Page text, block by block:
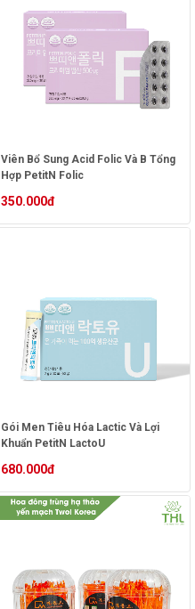
Viên Bổ Sung Acid Folic Và B Tổng
Hợp PetitN Folic
350.000đ
Gói Men Tiêu Hóa Lactic Và Lợi
Khuẩn PetitN LactoU
680.000đ